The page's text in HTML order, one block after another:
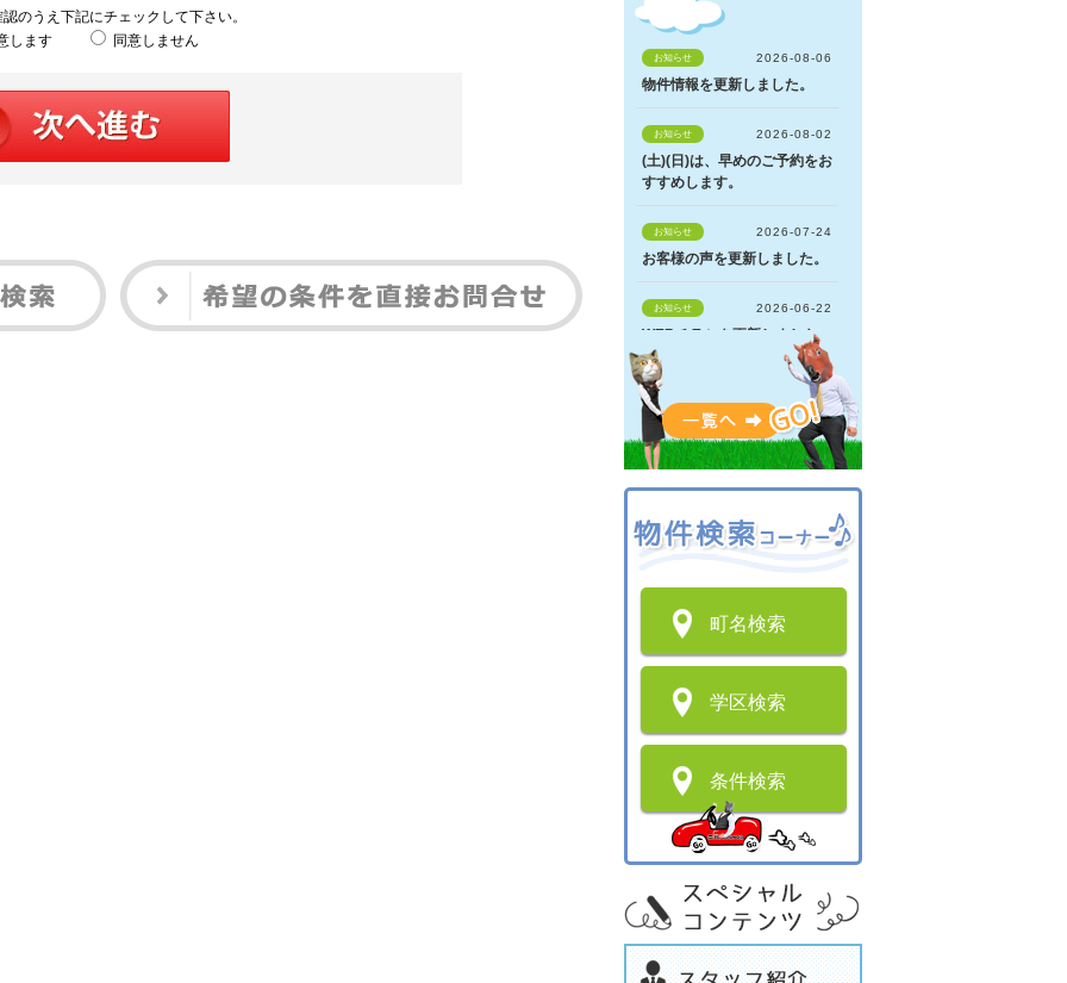
のうえ下記にチェックして下さい。
します
同意しません
町名検索
学区検索
条件検索